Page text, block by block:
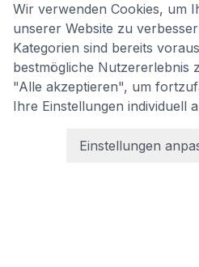
Wir verwenden Cookies, um
unserer Website zu
Kategorien sind bereits
bestmögliche Nutzererlebnis
"Alle akzeptieren", um
Ihre Einstellungen individuell
Einstellungen